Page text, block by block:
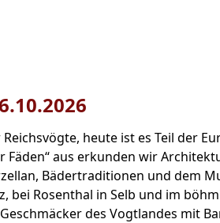
heute ist es Teil der
Fäden“ aus erkunden wir
Bädertraditionen und dem
bei Rosenthal in Selb und im
des Vogtlandes mit